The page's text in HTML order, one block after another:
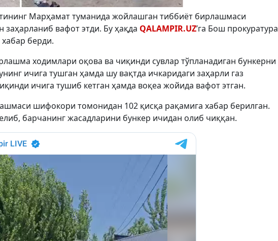
Марҳамат туманида жойлашган тиббиёт бирлашмаси
заҳарланиб вафот этди. Бу ҳақда QALAMPIR.UZ’га Бош прокуратура
берди.
ходимлари оқова ва чиқинди сувлар тўпланадиган бункерни
ичига тушган ҳамда шу вақтда ичкаридаги заҳарли газ
ичига тушиб кетган ҳамда воқеа жойида вафот этган.
шифокори томонидан 102 қисқа рақамига хабар берилган.
барчанинг жасадларини бункер ичидан олиб чиққан.